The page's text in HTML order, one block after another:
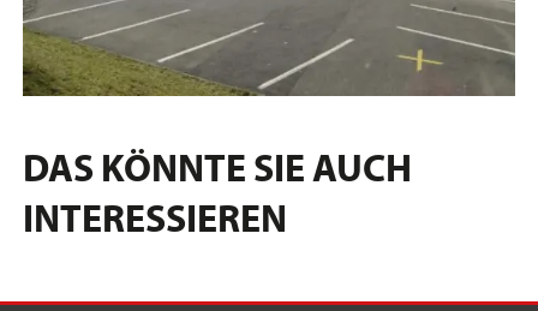
DAS KÖNNTE SIE AUCH
INTERESSIEREN